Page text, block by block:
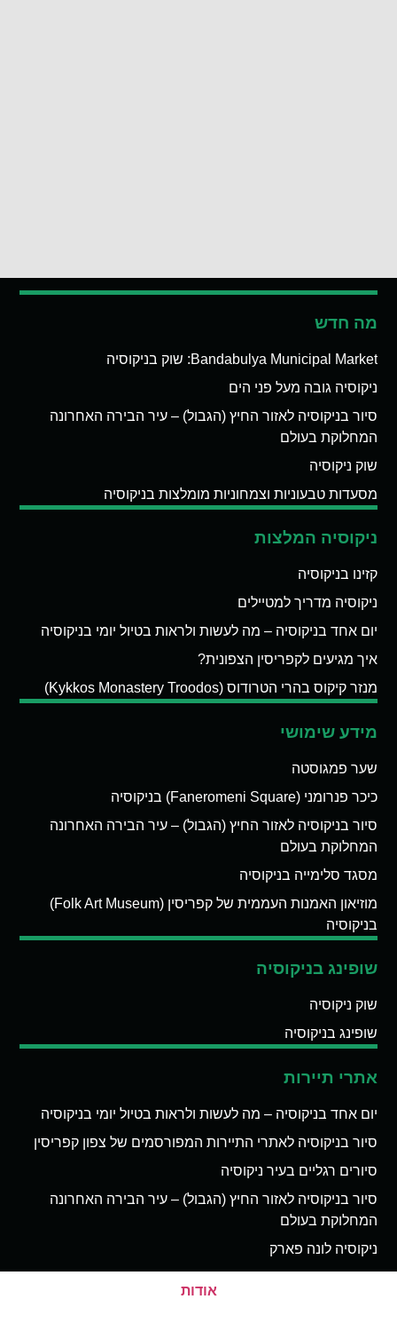
מה חדש
Bandabulya Municipal Market: שוק בניקוסיה
ניקוסיה גובה מעל פני הים
סיור בניקוסיה לאזור החיץ (הגבול) – עיר הבירה האחרונה
המחלוקת בעולם
שוק ניקוסיה
מסעדות טבעוניות וצמחוניות מומלצות בניקוסיה
ניקוסיה המלצות
קזינו בניקוסיה
ניקוסיה מדריך למטיילים
יום אחד בניקוסיה – מה לעשות ולראות בטיול יומי בניקוסיה
איך מגיעים לקפריסין הצפונית?
מנזר קיקוס בהרי הטרודוס (Kykkos Monastery Troodos)
מידע שימושי
שער פמגוסטה
כיכר פנרומני (Faneromeni Square) בניקוסיה
סיור בניקוסיה לאזור החיץ (הגבול) – עיר הבירה האחרונה
המחלוקת בעולם
מסגד סלימייה בניקוסיה
מוזיאון האמנות העממית של קפריסין (Folk Art Museum)
בניקוסיה
שופינג בניקוסיה
שוק ניקוסיה
שופינג בניקוסיה
אתרי תיירות
יום אחד בניקוסיה – מה לעשות ולראות בטיול יומי בניקוסיה
סיור בניקוסיה לאתרי התיירות המפורסמים של צפון קפריסין
סיורים רגליים בעיר ניקוסיה
סיור בניקוסיה לאזור החיץ (הגבול) – עיר הבירה האחרונה
המחלוקת בעולם
ניקוסיה לונה פארק
אודות